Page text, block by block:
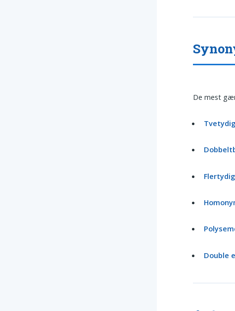
De mest
Double